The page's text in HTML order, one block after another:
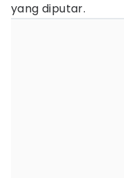
yang diputar.